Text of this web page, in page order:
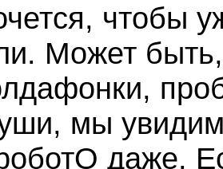
чтобы
Может быть,
мы
даже.